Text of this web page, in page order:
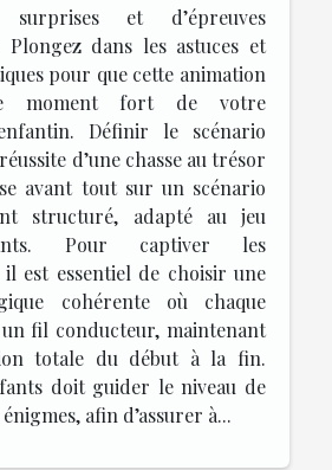
et d’épreuves
Plongez dans les astuces et
pour que cette animation
moment fort de votre
Définir le scénario
d’une chasse au trésor
avant tout sur un scénario
structuré, adapté au jeu
Pour captiver les
est essentiel de choisir une
cohérente où chaque
fil conducteur, maintenant
totale du début à la fin.
doit guider le niveau de
afin d’assurer à...